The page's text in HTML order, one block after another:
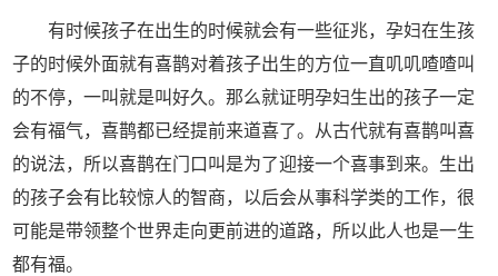
有时候孩子在出生的时候就会有一些征兆，孕妇在生孩
子的时候外面就有喜鹊对着孩子出生的方位一直叽叽喳喳叫
的不停，一叫就是叫好久。那么就证明孕妇生出的孩子一定
会有福气，喜鹊都已经提前来道喜了。从古代就有喜鹊叫喜
的说法，所以喜鹊在门口叫是为了迎接一个喜事到来。生出
的孩子会有比较惊人的智商，以后会从事科学类的工作，很
可能是带领整个世界走向更前进的道路，所以此人也是一生
都有福。